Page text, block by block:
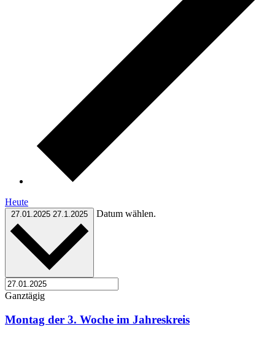
Heute
27.01.2025 27.1.2025 Datum wählen.
Ganztägig
Montag der 3. Woche im Jahreskreis